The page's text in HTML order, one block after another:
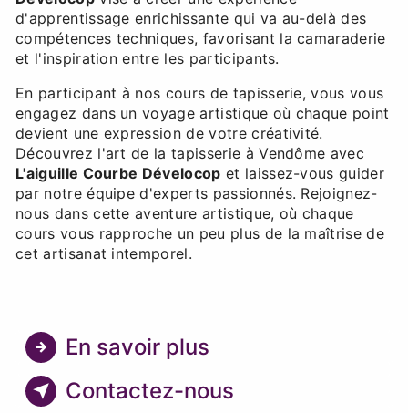
d'apprentissage enrichissante qui va au-delà des
compétences techniques, favorisant la camaraderie
et l'inspiration entre les participants.
En participant à nos cours de tapisserie, vous vous
engagez dans un voyage artistique où chaque point
devient une expression de votre créativité.
Découvrez l'art de la tapisserie à Vendôme avec
L'aiguille Courbe Dévelocop et laissez-vous guider
par notre équipe d'experts passionnés. Rejoignez-
nous dans cette aventure artistique, où chaque
cours vous rapproche un peu plus de la maîtrise de
cet artisanat intemporel.
En savoir plus
Contactez-nous